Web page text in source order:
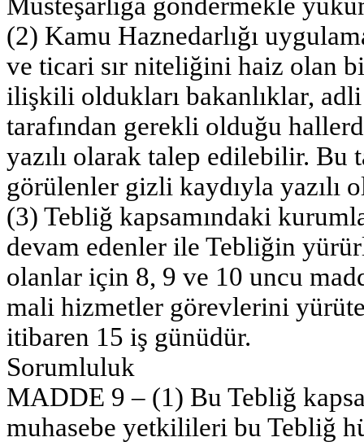
Müsteşarlığa göndermekle
(2) Kamu Haznedarlığı
ve ticari sır niteliğini haiz olan
ilişkili oldukları bakanlıklar,
tarafından gerekli olduğu
yazılı olarak talep edilebilir. Bu
görülenler gizli kaydıyla yazılı
(3) Tebliğ kapsamındaki
devam edenler ile Tebliğin
olanlar için 8, 9 ve 10 uncu
mali hizmetler görevlerini
itibaren 15 iş günüdür.
Sorumluluk
MADDE 9 – (1) Bu Tebliğ
muhasebe yetkilileri bu Tebliğ